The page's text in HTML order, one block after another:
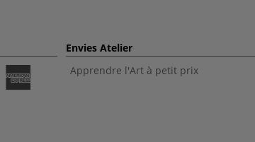
Envies Atelier
Apprendre l'Art à petit prix